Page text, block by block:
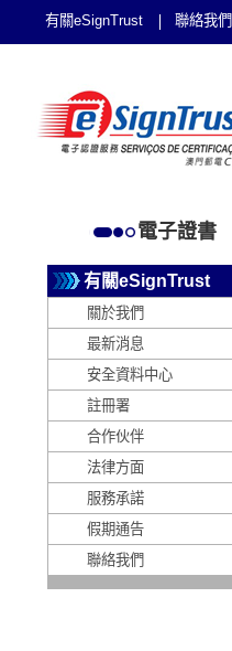
有關eSignTrust 聯絡我們
電子證書
有關eSignTrust
關於我們
最新消息
安全資料中心
註冊署
合作伙伴
法律方面
服務承諾
假期通告
聯絡我們